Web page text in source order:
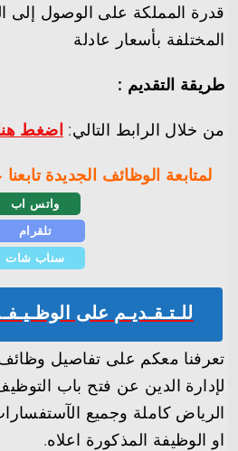
قدرة المملكة على الوصول إلى
المختلفة بأسعار عادلة
طريقة التقديم :
من خلال الرابط التالي: اضغط
لمتابعة الوظائف الجديدة
واتس اب
تلقرام
سناب شات
للـتـقـديـم على
تعرفنا معكم على تفاصيل
لإدارة الدين عن فتح باب
الرياض كاملة وجميع
او الوظيفة المذكورة اعلاه.